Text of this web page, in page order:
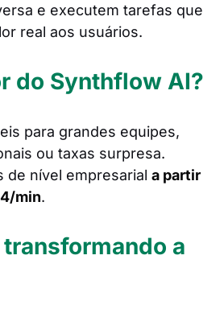
e executem tarefas que
real aos usuários.
do Synthflow AI?
para grandes equipes,
ou taxas surpresa.
de nível empresarial a partir
min.
a